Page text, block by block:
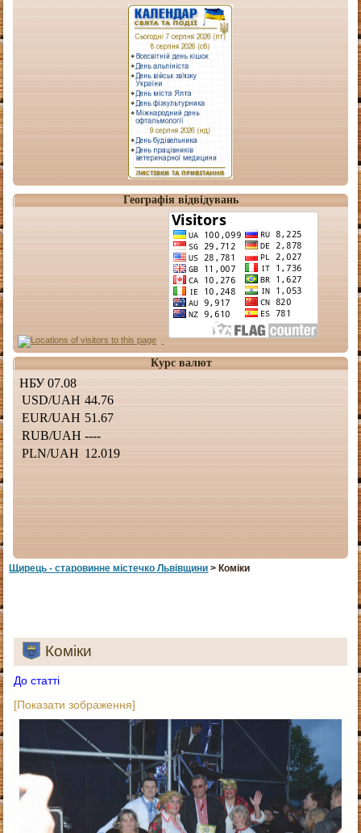
Географія відвідувань
Курс валют
Щирець - старовинне мiстечко Львiвщини > Коміки
Коміки
До статті
[Показати зображення]